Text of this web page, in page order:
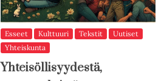
Esseet Kulttuuri Tekstit
Uutiset
Yhteiskunta
Yhteisöllisyydestä,